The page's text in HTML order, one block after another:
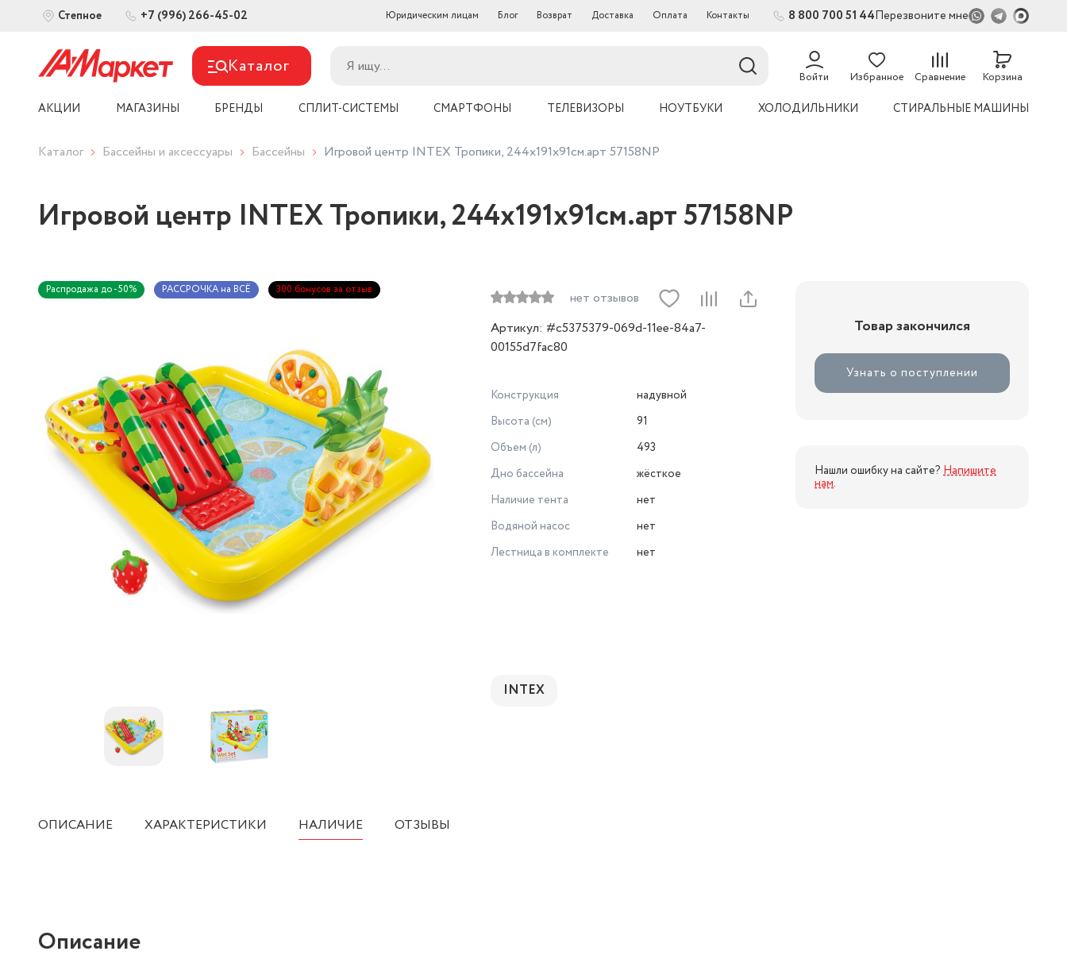
Степное +7 (996) 266-45-02 Юридическим лицам Блог Возврат Доставка Оплата Контакты 8 800 700 51 44Перезвоните мне
Каталог Войти Избранное Сравнение
54
Корзина
АКЦИИ МАГАЗИНЫ БРЕНДЫ СПЛИТ-СИСТЕМЫ СМАРТФОНЫ ТЕЛЕВИЗОРЫ НОУТБУКИ ХОЛОДИЛЬНИКИ СТИРАЛЬНЫЕ МАШИНЫ
Каталог Бассейны и аксессуары Бассейны Игровой центр INTEX Тропики, 244х191х91см.арт 57158NP
Игровой центр INTEX Тропики, 244х191х91см.арт 57158NP
Распродажа до -50% РАССРОЧКА на ВСЁ 300 бонусов за отзыв
нет отзывов
Артикул: #c5375379-069d-11ee-84a7-
00155d7fac80
Конструкция
надувной
Высота (см)
91
Объем (л)
493
Дно бассейна
жёсткое
Наличие тента
нет
Водяной насос
нет
Лестница в комплекте
нет
INTEX
Товар закончился
Узнать о поступлении
Нашли ошибку на сайте? Напишите
нам.
ОПИСАНИЕ ХАРАКТЕРИСТИКИ НАЛИЧИЕ ОТЗЫВЫ
Описание